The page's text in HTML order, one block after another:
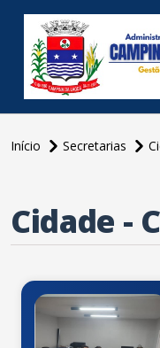
Início Secretarias
Cidade -